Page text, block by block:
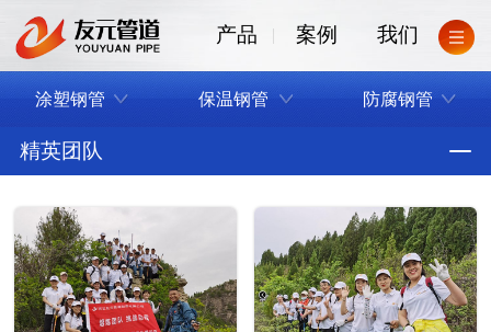
产品 案例 我们
涂塑钢管 保温钢管 防腐钢管
精英团队